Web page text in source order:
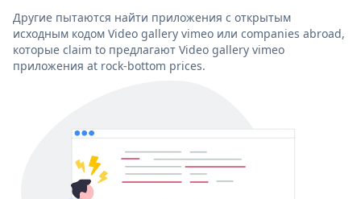
Другие пытаются найти приложения с открытым
исходным кодом Video gallery vimeo или companies abroad,
которые claim to предлагают Video gallery vimeo
приложения at rock-bottom prices.